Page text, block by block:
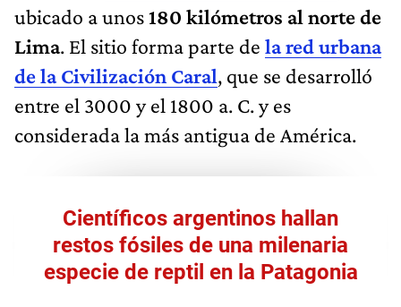
ubicado a unos180 kilómetros al norte de
Lima. El sitio forma parte de la red urbana
de la Civilización Caral, que se desarrolló
entre el 3000 y el 1800 a. C. y es
considerada la más antigua de América.
Científicos argentinos hallan
restos fósiles de una milenaria
especie de reptil en la Patagonia